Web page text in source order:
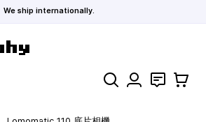
We ship internationally.
Search 聯絡 購物車